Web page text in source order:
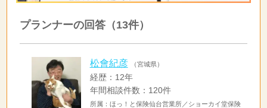
プランナーの回答（13件）
松會紀彦 （宮城県）
経歴：12年
年間相談件数：120件
所属：ほっ！と保険仙台営業所／ショーカイ堂保険